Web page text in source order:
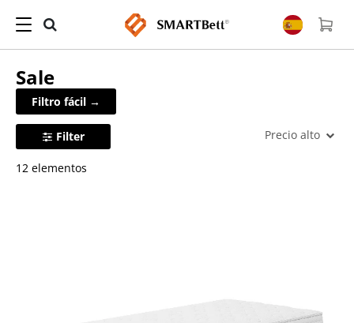
Sale
Filtro fácil →
Filter Precio alto
12 elementos